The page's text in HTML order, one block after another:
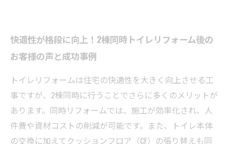
快適性が格段に向上！2棟同時トイレリフォーム後の
お客様の声と成功事例
トイレリフォームは住宅の快適性を大きく向上させる工
事ですが、2棟同時に行うことでさらに多くのメリットが
あります。同時リフォームでは、施工が効率化され、人
件費や資材コストの削減が可能です。また、トイレ本体
の交換に加えてクッションフロア（CF）の張り替えも同